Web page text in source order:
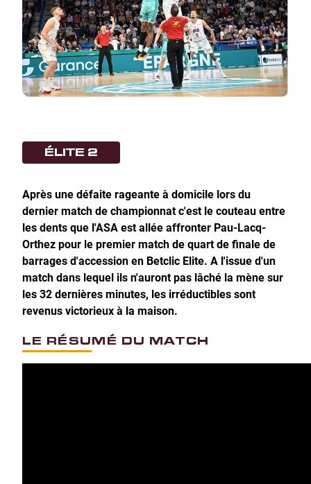
ÉLITE 2
Après une défaite rageante à domicile lors du
dernier match de championnat c'est le couteau entre
les dents que l'ASA est allée affronter Pau-Lacq-
Orthez pour le premier match de quart de finale de
barrages d'accession en Betclic Elite. A l'issue d'un
match dans lequel ils n'auront pas lâché la mène sur
les 32 dernières minutes, les irréductibles sont
revenus victorieux à la maison.
LE RÉSUMÉ DU MATCH